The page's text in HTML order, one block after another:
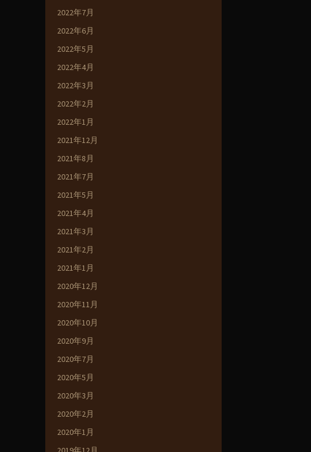
2022年7月
2022年6月
2022年5月
2022年4月
2022年3月
2022年2月
2022年1月
2021年12月
2021年8月
2021年7月
2021年5月
2021年4月
2021年3月
2021年2月
2021年1月
2020年12月
2020年11月
2020年10月
2020年9月
2020年7月
2020年5月
2020年3月
2020年2月
2020年1月